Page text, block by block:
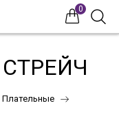
0
Плательные